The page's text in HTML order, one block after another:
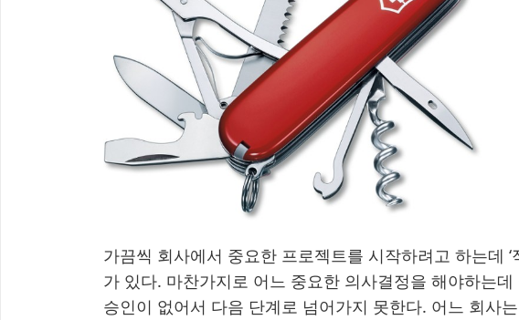
가끔씩 회사에서 중요한 프로젝트를 시작하려고 하는데 ‘
가 있다. 마찬가지로 어느 중요한 의사결정을 해야하는
승인이 없어서 다음 단계로 넘어가지 못한다. 어느 회사